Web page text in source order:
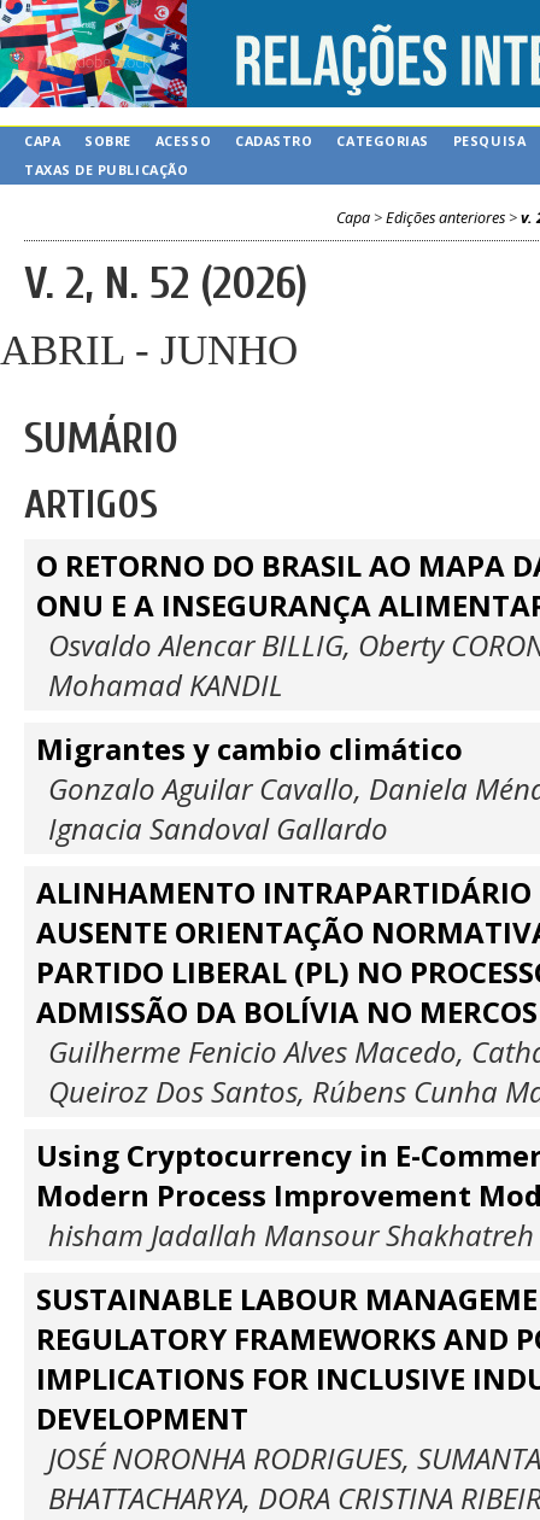
CAPA SOBRE ACESSO CADASTRO CATEGORIAS
PESQUISA
TAXAS DE PUBLICAÇÃO
Capa>Edições anteriores>v.
V. 2, N. 52 (2026)
ABRIL - JUNHO
SUMÁRIO
ARTIGOS
O RETORNO DO BRASIL AO MAPA
ONU E A INSEGURANÇA
Osvaldo Alencar BILLIG, Oberty
Mohamad KANDIL
Migrantes y cambio climático
Gonzalo Aguilar Cavallo, Daniela
Ignacia Sandoval Gallardo
ALINHAMENTO INTRAPARTIDÁRIO
AUSENTE ORIENTAÇÃO
PARTIDO LIBERAL (PL) NO
ADMISSÃO DA BOLÍVIA NO
Guilherme Fenicio Alves Macedo,
Queiroz Dos Santos, Rúbens Cunha
Using Сryptocurrency in E-
Modern Process Improvement
hisham Jadallah Mansour Shakhatreh
SUSTAINABLE LABOUR
REGULATORY FRAMEWORKS AND
IMPLICATIONS FOR INCLUSIVE
DEVELOPMENT
JOSÉ NORONHA RODRIGUES, SUMANTA
BHATTACHARYA, DORA CRISTINA